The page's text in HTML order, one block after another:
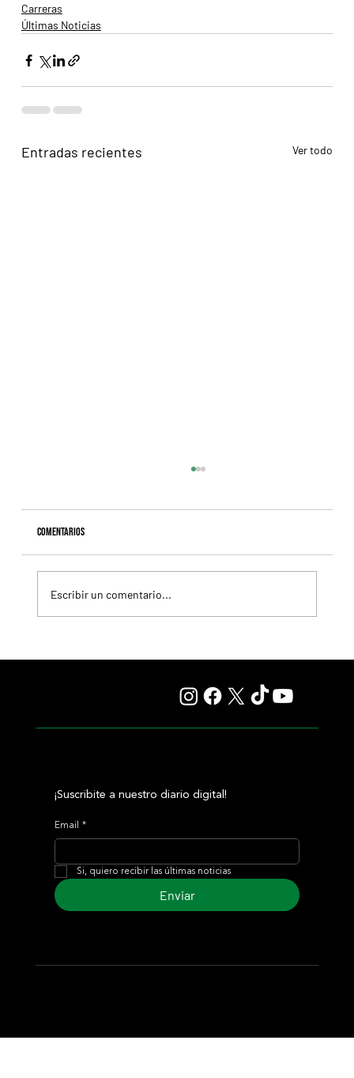
Carreras
Últimas Noticias
Entradas recientes Ver todo
Comentarios
Escribir un comentario...
¡Suscribite a nuestro diario digital!
Email *
Si, quiero recibir las últimas noticias
Enviar